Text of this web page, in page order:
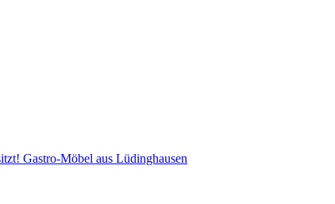
Gastro-Möbel aus Lüdinghausen